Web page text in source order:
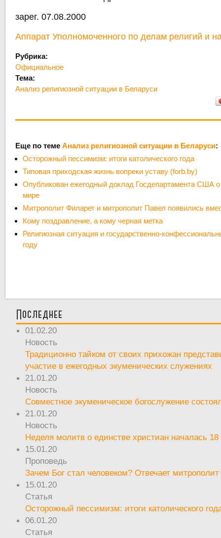
зарег. 07.08.2000
Аппарат Уполномоченного по делам религий и
Рубрика:
Официальное
Тема:
Анализ религиозной ситуации в Беларуси
Еще по темеАнализ религиозной ситуации в Беларуси:
Осторожный пессимизм: итоги католического года
Типовая приходская жизнь вопреки уставу (forb.by)
Опубликован ежегодный доклад Госдепартамента США о
мире
Митрополит Филарет и митрополит Павел появились
Кому поздравление, а кому черная метка
Религиозная ситуация и государственно-
году
Последнее
01.02.20
Новость
Традиционно тайком от своих прихожан
участие в ежегодных экуменических служениях
21.01.20
Новость
Совместное экуменическое богослужение
21.01.20
Новость
Неделя молитв о единстве христиан началась 18
15.01.20
Проповедь
Зачем Бог стал человеком? Отвечает
15.01.20
Статья
Осторожный пессимизм: итоги католического
06.01.20
Статья